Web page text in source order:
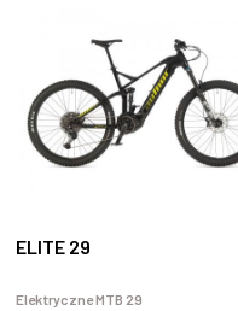
ELITE 29
Elektryczne MTB 29